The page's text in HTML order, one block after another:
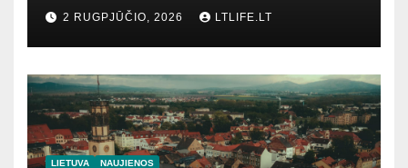
2 RUGPJŪČIO, 2026 LTLIFE.LT
LIETUVA NAUJIENOS